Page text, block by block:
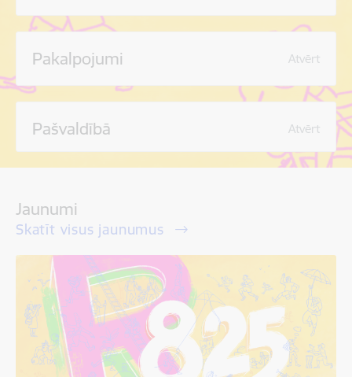
Pakalpojumi Atvērt
Pašvaldībā Atvērt
Jaunumi
Skatīt visus jaunumus